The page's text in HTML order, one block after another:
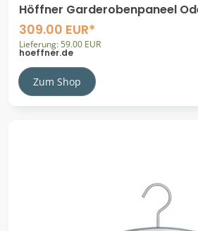
Höffner Garderobenpaneel Odessa ¦
holzfarben ¦ Holzwerkstoff ¦
115
309.00 EUR*
Lieferung: 59.00 EUR
hoeffner.de
Zum Shop